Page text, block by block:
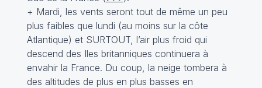
+ Mardi, les vents seront tout de même un peu
plus faibles que lundi (au moins sur la côte
Atlantique) et SURTOUT, l’air plus froid qui
descend des Iles britanniques continuera à
envahir la France. Du coup, la neige tombera à
des altitudes de plus en plus basses en